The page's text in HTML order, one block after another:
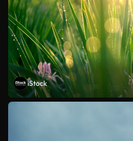
iStock